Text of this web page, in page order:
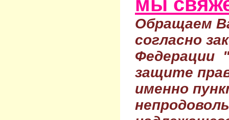
Обращаем
согласно
Федерации
защите
именно